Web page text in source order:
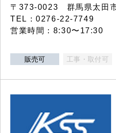
〒373-0023 群馬県太田
TEL：0276-22-7749
営業時間：8:30〜17:30
販売可 工事・取付可